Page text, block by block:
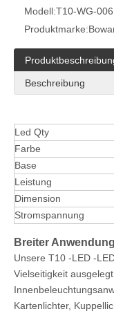
Modell:T10-WG-
Produktmarke:
Beschreibung
Led Qty
Farbe
Base
Leistung
Dimension
Stromspannung
Breiter
Unsere T10 -LED -
Vielseitigkeit
Kartenlichter,